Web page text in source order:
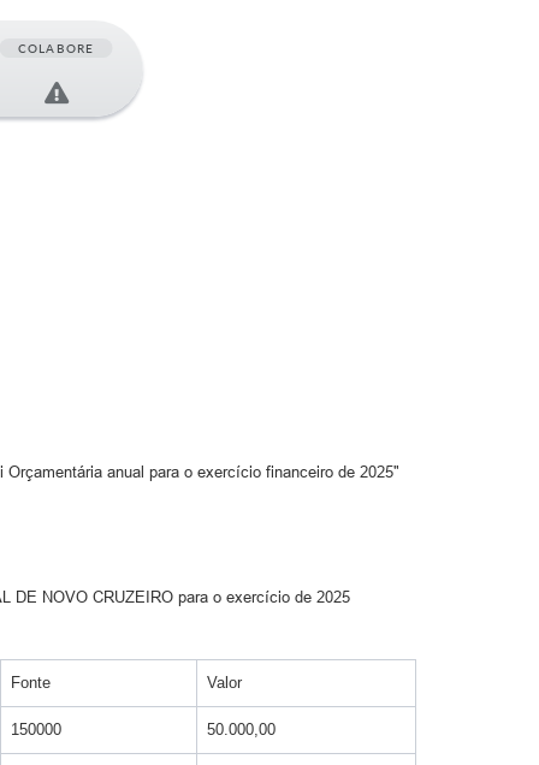
COLABORE
anual para o exercício financeiro de 2025"
DE NOVO CRUZEIRO para o exercício de 2025
Fonte Valor
150000 50.000,00